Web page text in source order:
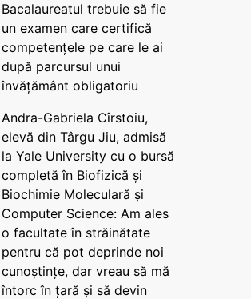
Bacalaureatul trebuie să fie
un examen care certifică
competențele pe care le ai
după parcursul unui
învățământ obligatoriu
Andra-Gabriela Cîrstoiu,
elevă din Târgu Jiu, admisă
la Yale University cu o bursă
completă în Biofizică și
Biochimie Moleculară și
Computer Science: Am ales
o facultate în străinătate
pentru că pot deprinde noi
cunoștințe, dar vreau să mă
întorc în țară și să devin